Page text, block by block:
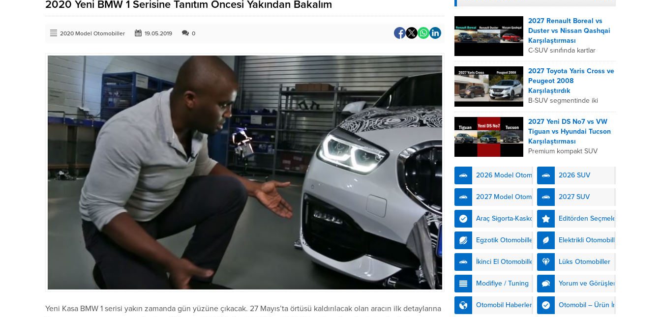
2020 Yeni BMW 1 Serisine Tanıtım Öncesi Yakından Bakalım
2020 Model Otomobiller 19.05.2019 0
Yeni Kasa BMW 1 serisi yakın zamanda gün yüzüne çıkacak. 27 Mayıs’ta örtüsü kaldırılacak olan aracın ilk detaylarına
2027 Renault Boreal vs
Duster vs Nissan Qashqai
Karşılaştırması
C-SUV sınıfında kartlar
yeniden dağıtıldı. 2027
Renault Boreal, Renault
Duster ve Nissan Qashqai;
her biri farklı bir sürüş
deneyimi, motor...
2027 Toyota Yaris Cross ve
Peugeot 2008
Karşılaştırdık
B-SUV segmentinde iki
önemli oyuncu olan 2027
Toyota Yaris
Cross ve Peugeot 2008,
farklı mühendislik
felsefeleriyle kullanıcıların
hibrit teknolojisindeki
uzmanlığını...
2027 Yeni DS No7 vs VW
Tiguan vs Hyundai Tucson
Karşılaştırması
Premium kompakt SUV
isteyen 2027 DS No7,
kendinden şarjlı hibrit
teknolojisiyle buluşturuyor.
DS Automobiles’in yeni...
2026 Model Otomobiller 2026 SUV
2027 Model Otomobiller 2027 SUV
Araç Sigorta-Kasko Editörden Seçmeler
Egzotik Otomobiller Elektrikli Otomobiller
İkinci El Otomobiller Lüks Otomobiller
Modifiye / Tuning Yorum ve Görüşler
Otomobil Haberleri Otomobil – Ürün İnceleme